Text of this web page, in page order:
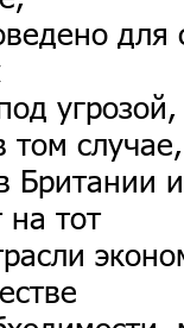
том
Британии
на тот